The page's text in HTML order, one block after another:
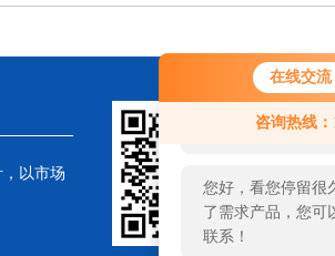
在线交流
咨询热线：
您好！欢迎前来咨
服务，请问您要咨
您好，看您停留很
了需求产品，您可
联系！
以市场